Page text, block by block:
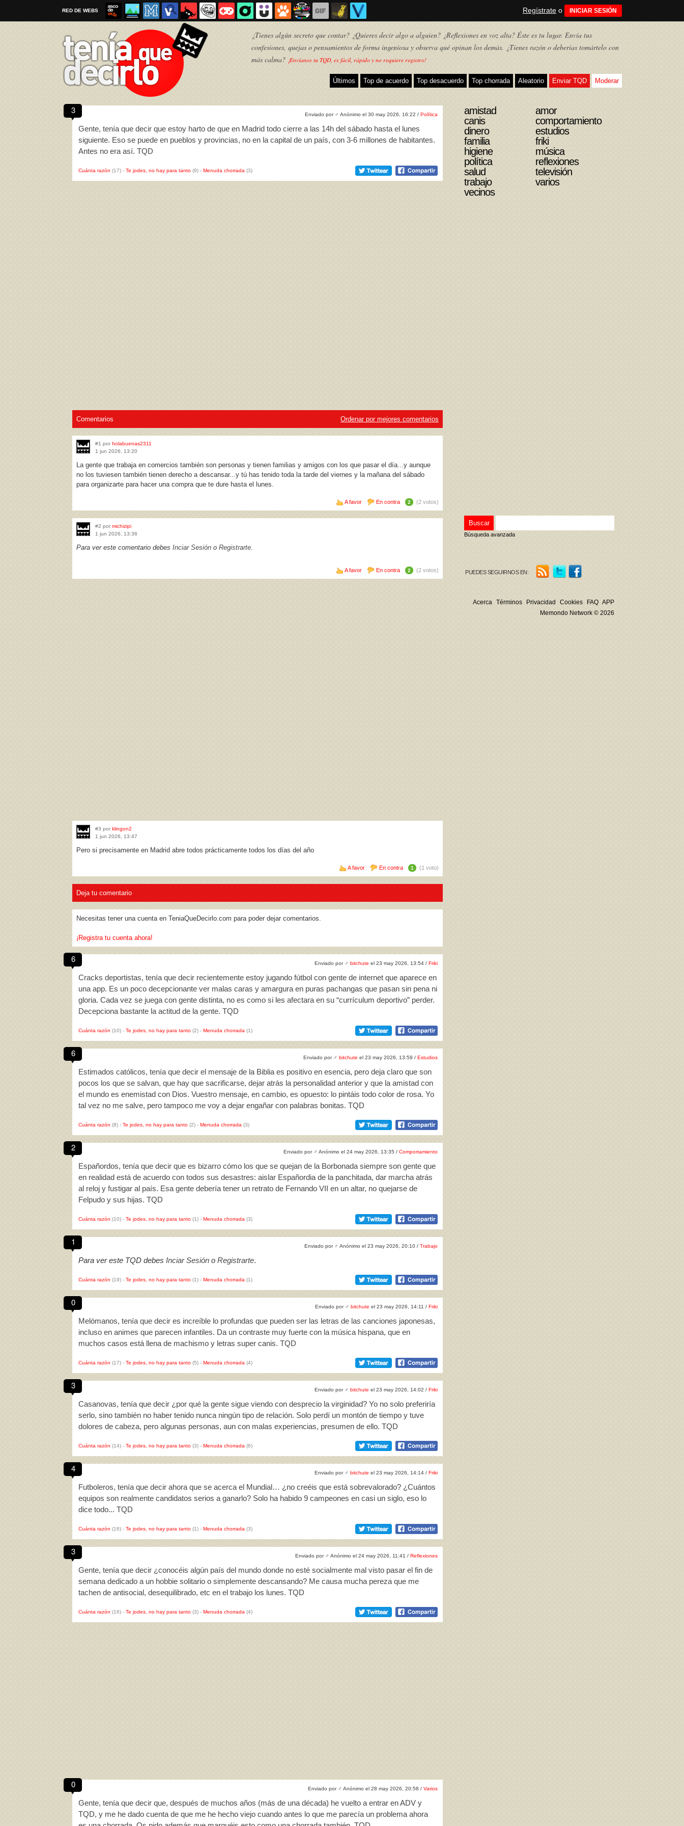
RED DE WEBS Regístrate o INICIAR SESIÓN
¿Tienes algún secreto que contar? ¿Quieres decir algo a alguien? ¿Reflexiones en voz alta? Éste es tu lugar. Envía tus
confesiones, quejas o pensamientos de forma ingeniosa y observa qué opinan los demás. ¿Tienes razón o deberías tomártelo con
más calma? ¡Envíanos tu TQD, es fácil, rápido y no requiere registro!
Últimos Top de acuerdo Top desacuerdo Top chorrada Aleatorio Enviar TQD Moderar
TQD
3 Enviado por ♂ Anónimo el 30 may 2026, 16:22 / Política
Gente, tenía que decir que estoy harto de que en Madrid todo cierre a las 14h del sábado hasta el lunes
siguiente. Eso se puede en pueblos y provincias, no en la capital de un país, con 3-6 millones de habitantes.
Antes no era así. TQD
Cuánta razón (17) - Te jodes, no hay para tanto (9) - Menuda chorrada (3)
Comentarios Ordenar por mejores comentarios
#1 por holabuenas2311
1 jun 2026, 13:20
La gente que trabaja en comercios también son personas y tienen familias y amigos con los que pasar el día...y aunque
no los tuviesen también tienen derecho a descansar...y tú has tenido toda la tarde del viernes y la mañana del sábado
para organizarte para hacer una compra que te dure hasta el lunes.
A favor En contra 2 (2 votos)
#2 por michizipi
1 jun 2026, 13:36
Para ver este comentario debes Inciar Sesión o Registrarte.
A favor En contra 2 (2 votos)
#3 por klingon2
1 jun 2026, 13:47
Pero si precisamente en Madrid abre todos prácticamente todos los días del año
A favor En contra 1 (1 voto)
Deja tu comentario
Necesitas tener una cuenta en TeniaQueDecirlo.com para poder dejar comentarios.
¡Registra tu cuenta ahora!
6 Enviado por ♂ bitchute el 23 may 2026, 13:54 / Friki
Cracks deportistas, tenía que decir recientemente estoy jugando fútbol con gente de internet que aparece en
una app. Es un poco decepcionante ver malas caras y amargura en puras pachangas que pasan sin pena ni
gloria. Cada vez se juega con gente distinta, no es como si les afectara en su “currículum deportivo” perder.
Decepciona bastante la actitud de la gente. TQD
Cuánta razón (10) - Te jodes, no hay para tanto (2) - Menuda chorrada (1)
6 Enviado por ♂ bitchute el 23 may 2026, 13:59 / Estudios
Estimados católicos, tenía que decir el mensaje de la Biblia es positivo en esencia, pero deja claro que son
pocos los que se salvan, que hay que sacrificarse, dejar atrás la personalidad anterior y que la amistad con
el mundo es enemistad con Dios. Vuestro mensaje, en cambio, es opuesto: lo pintáis todo color de rosa. Yo
tal vez no me salve, pero tampoco me voy a dejar engañar con palabras bonitas. TQD
Cuánta razón (8) - Te jodes, no hay para tanto (2) - Menuda chorrada (3)
2 Enviado por ♂ Anónimo el 24 may 2026, 13:35 / Comportamiento
Españordos, tenía que decir que es bizarro cómo los que se quejan de la Borbonada siempre son gente que
en realidad está de acuerdo con todos sus desastres: aislar Españordia de la panchitada, dar marcha atrás
al reloj y fustigar al país. Esa gente debería tener un retrato de Fernando VII en un altar, no quejarse de
Felpudo y sus hijas. TQD
Cuánta razón (10) - Te jodes, no hay para tanto (1) - Menuda chorrada (3)
1 Enviado por ♂ Anónimo el 23 may 2026, 20:10 / Trabajo
Para ver este TQD debes Inciar Sesión o Registrarte.
Cuánta razón (19) - Te jodes, no hay para tanto (1) - Menuda chorrada (1)
0 Enviado por ♂ bitchute el 23 may 2026, 14:11 / Friki
Melómanos, tenía que decir es increíble lo profundas que pueden ser las letras de las canciones japonesas,
incluso en animes que parecen infantiles. Da un contraste muy fuerte con la música hispana, que en
muchos casos está llena de machismo y letras super canis. TQD
Cuánta razón (17) - Te jodes, no hay para tanto (5) - Menuda chorrada (4)
3 Enviado por ♂ bitchute el 23 may 2026, 14:02 / Friki
Casanovas, tenía que decir ¿por qué la gente sigue viendo con desprecio la virginidad? Yo no solo preferiría
serlo, sino también no haber tenido nunca ningún tipo de relación. Solo perdí un montón de tiempo y tuve
dolores de cabeza, pero algunas personas, aun con malas experiencias, presumen de ello. TQD
Cuánta razón (14) - Te jodes, no hay para tanto (3) - Menuda chorrada (6)
4 Enviado por ♂ bitchute el 23 may 2026, 14:14 / Friki
Futboleros, tenía que decir ahora que se acerca el Mundial… ¿no creéis que está sobrevalorado? ¿Cuántos
equipos son realmente candidatos serios a ganarlo? Solo ha habido 9 campeones en casi un siglo, eso lo
dice todo... TQD
Cuánta razón (16) - Te jodes, no hay para tanto (1) - Menuda chorrada (3)
3 Enviado por ♂ Anónimo el 24 may 2026, 11:41 / Reflexiones
Gente, tenía que decir ¿conocéis algún país del mundo donde no esté socialmente mal visto pasar el fin de
semana dedicado a un hobbie solitario o simplemente descansando? Me causa mucha pereza que me
tachen de antisocial, desequilibrado, etc en el trabajo los lunes. TQD
Cuánta razón (16) - Te jodes, no hay para tanto (3) - Menuda chorrada (4)
0 Enviado por ♂ Anónimo el 28 may 2026, 20:58 / Varios
Gente, tenía que decir que, después de muchos años (más de una década) he vuelto a entrar en ADV y
TQD, y me he dado cuenta de que me he hecho viejo cuando antes lo que me parecía un problema ahora
amistad
amor
canis
comportamiento
dinero
estudios
familia
friki
higiene
música
política
reflexiones
salud
televisión
trabajo
varios
vecinos
Búsqueda avanzada
PUEDES SEGUIRNOS EN:
Acerca Términos Privacidad Cookies FAQ APP
Memondo Network © 2026